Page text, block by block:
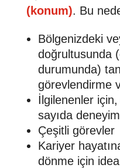
(konum). Bu
Bölgenizdeki
doğrultusunda
durumunda)
görevlendirme
İlgilenenler
sayıda deneyim
Çeşitli görevler
Kariyer
dönme için